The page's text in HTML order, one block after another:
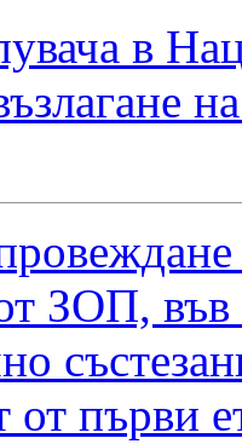
в
ЗОП, във
от първи